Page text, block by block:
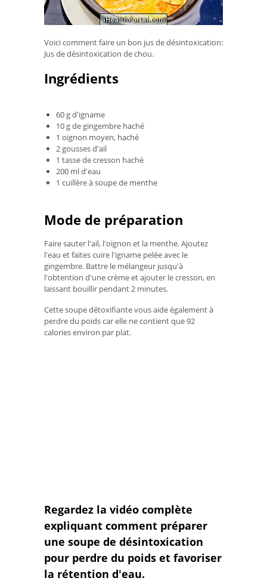
Voici comment faire un bon jus de désintoxication:
Jus de désintoxication de chou.
Ingrédients
60 g d'igname
10 g de gingembre haché
1 oignon moyen, haché
2 gousses d'ail
1 tasse de cresson haché
200 ml d'eau
1 cuillère à soupe de menthe
Mode de préparation
Faire sauter l'ail, l'oignon et la menthe. Ajoutez
l'eau et faites cuire l'igname pelée avec le
gingembre. Battre le mélangeur jusqu'à
l'obtention d'une crème et ajouter le cresson, en
laissant bouillir pendant 2 minutes.
Cette soupe détoxifiante vous aide également à
perdre du poids car elle ne contient que 92
calories environ par plat.
Regardez la vidéo complète
expliquant comment préparer
une soupe de désintoxication
pour perdre du poids et favoriser
la rétention d'eau.